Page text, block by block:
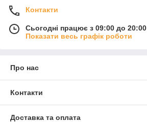
Контакти
Сьогодні працює з 09:00 до 20:00
Показати весь графік роботи
Про нас
Контакти
Доставка та оплата